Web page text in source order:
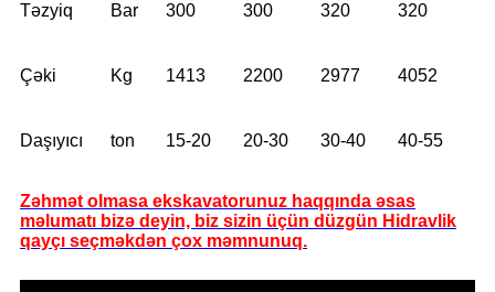
Təzyiq Bar 300 300 320 320
Çəki Kg 1413 2200 2977 4052
Daşıyıcı ton 15-20 20-30 30-40 40-55
Zəhmət olmasa ekskavatorunuz haqqında əsas
məlumatı bizə deyin, biz sizin üçün düzgün Hidravlik
qayçı seçməkdən çox məmnunuq.